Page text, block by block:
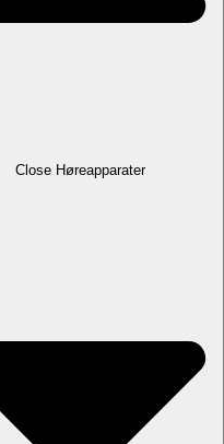
Close Høreapparater